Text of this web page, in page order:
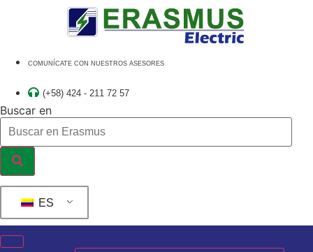
COMUNÍCATE CON NUESTROS ASESORES
(+58) 424 - 211 72 57
Buscar en
ES